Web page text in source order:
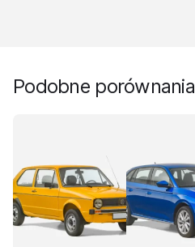
Podobne porównania